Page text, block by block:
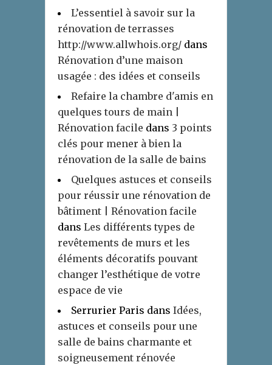
L’essentiel à savoir sur la
rénovation de terrasses
http://www.allwhois.org/ dans
Rénovation d’une maison
usagée : des idées et conseils
Refaire la chambre d'amis en
quelques tours de main |
Rénovation facile dans 3 points
clés pour mener à bien la
rénovation de la salle de bains
Quelques astuces et conseils
pour réussir une rénovation de
bâtiment | Rénovation facile
dans Les différents types de
revêtements de murs et les
éléments décoratifs pouvant
changer l’esthétique de votre
espace de vie
Serrurier Paris dans Idées,
astuces et conseils pour une
salle de bains charmante et
soigneusement rénovée